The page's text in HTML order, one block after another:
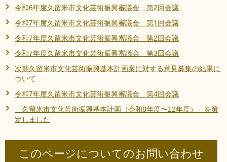
閉じる
令和6年度久留米市文化芸術振興審議会 第2回会議
令和7年度久留米市文化芸術振興審議会 第1回会議
令和7年度久留米市文化芸術振興審議会 第2回会議
令和7年度久留米市文化芸術振興審議会 第3回会議
次期久留米市文化芸術振興基本計画案に対する意見募集の結果に
ついて
令和7年度久留米市文化芸術振興審議会 第4回会議
「久留米市文化芸術振興基本計画（令和8年度〜12年度）」を策
定しました
このページについてのお問い合わせ